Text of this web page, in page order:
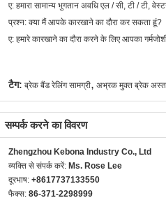
ए: हमारा सामान्य भुगतान अवधि एल / सी, टी / टी,
प्रश्न: क्या मैं आपके कारखाने का दौरा कर सकता हूं?
ए: हमारे कारखाने का दौरा करने के लिए आपका
टैग: ब्रेक बैंड रेलिंग सामग्री, अभ्रक मुक्त ब्रेक
सम्पर्क करने का विवरण
Zhengzhou Kebona Industry Co., Ltd
व्यक्ति से संपर्क करें: Ms. Rose Lee
दूरभाष: +8617737133550
फैक्स: 86-371-2298999